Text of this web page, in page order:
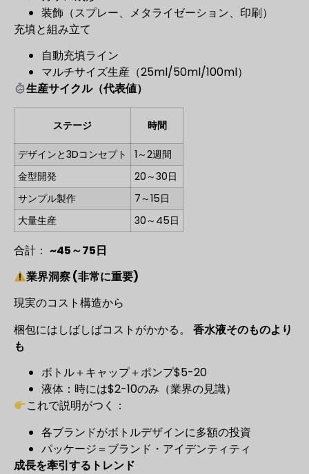
装飾（スプレー、メタライゼーション、印刷）
充填と組み立て
自動充填ライン
マルチサイズ生産（25ml/50ml/100ml）
生産サイクル（代表値）
ステージ 時間
デザインと3Dコンセプト
1～2週間
金型開発
20～30日
サンプル製作
7～15日
大量生産
30～45日
合計： ~45～75日
業界洞察 (非常に重要)
現実のコスト構造から
梱包にはしばしばコストがかかる。 香水液そのものより
も
ボトル＋キャップ＋ポンプ$5-20
液体：時には$2-10のみ（業界の見識）
これで説明がつく：
各ブランドがボトルデザインに多額の投資
パッケージ＝ブランド・アイデンティティ
成長を牽引するトレンド